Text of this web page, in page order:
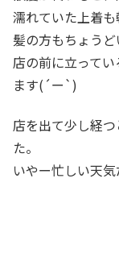
濡れていた上着も
髪の方もちょうど
店の前に立って
ます(´ー`)
店を出て少し経
た。
いやー忙しい天気